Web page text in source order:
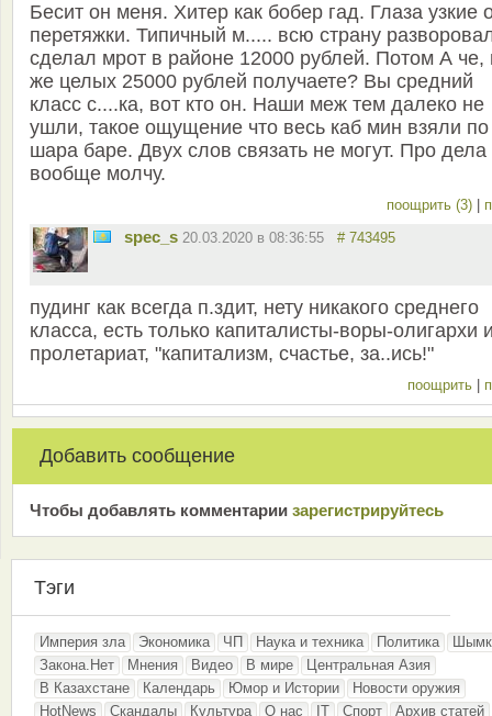
Бесит он меня. Хитер как бобер гад. Глаза узкие
перетяжки. Типичный м..... всю страну
сделал мрот в районе 12000 рублей. Потом А че,
же целых 25000 рублей получаете? Вы средний
класс с....ка, вот кто он. Наши меж тем далеко не
ушли, такое ощущение что весь каб мин взяли по
шара баре. Двух слов связать не могут. Про дела
вообще молчу.
поощрить (3)
spec_s 20.03.2020 в 08:36:55 # 743495
пудинг как всегда п.здит, нету никакого среднего
класса, есть только капиталисты-воры-олигархи
пролетариат, "капитализм, счастье, за..ись!"
поощрить
Добавить сообщение
Чтобы добавлять комментарии зарeгиcтрирyйтeсь
Тэги
Империя зла Экономика ЧП Наука и техника Политика
Закона.Нет
Мнения Видео В мире
Центральная Азия
В Казахстане
Календарь Юмор и Истории
Новости оружия
HotNews
Скандалы Культура О нас IT Спорт
Архив статей